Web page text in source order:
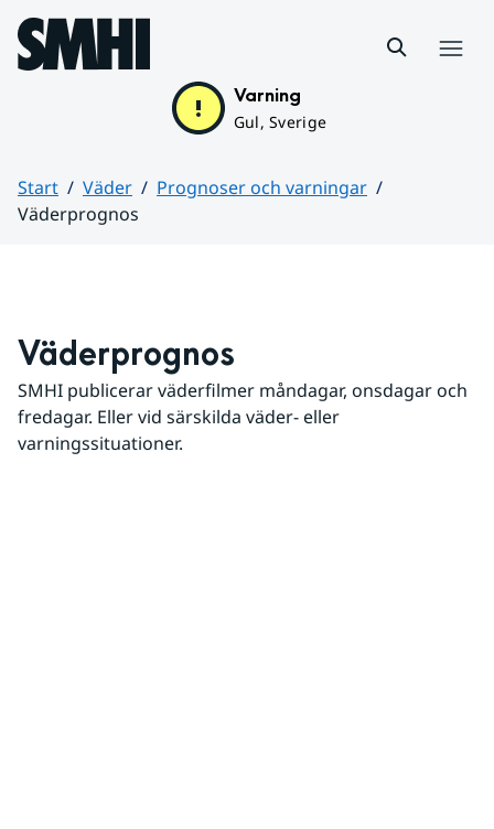
Hoppa till sidans innehåll
Varning
Gul, Sverige
Start Väder
Prognoser och varningar
Väderprognos
Väderprognos
SMHI publicerar väderfilmer måndagar, onsdagar och
fredagar. Eller vid särskilda väder- eller
varningssituationer.